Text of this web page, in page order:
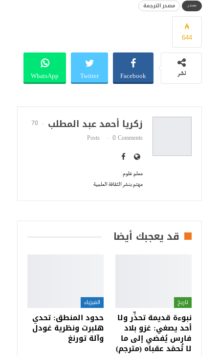
مصدر مصدر الترجمة
644
نشر Facebook
Twitter
WhatsApp
زكريا أحمد عبد المطلب
70
Posts
0 Comments
معلم علوم
مهتم بنشر الثقافة العلمية
قد يعجبك أيضا
تاريخ
نبوءة قديمة تحذِّر ولا
أحد يصغي: غزو بلاد
فارس يُفضي إلى ما
لا تُحمَد عقباه (مترجم)
الفيزياء
حدود المنطق: تحدي
هلبرت ونظرية غودل
وآلة تورنغ